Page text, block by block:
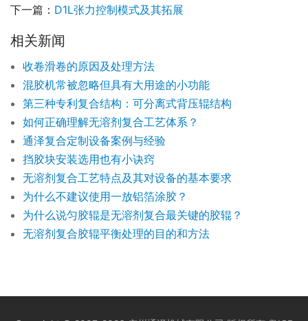
下一篇： D1L张力控制模式及其拓展
相关新闻
收卷滑卷的原因及处理方法
混胶机常被忽略但具有大用途的小功能
第三种专利复合结构：可分离式背压辊结构
如何正确理解无溶剂复合工艺体系？
通泽复合定制设备案例与经验
挡胶块安装选用也有小诀窍
无溶剂复合工艺特点及其对设备的基本要求
为什么不建议使用一放铝箔涂胶？
为什么说匀胶辊是无溶剂复合最关键的胶辊？
无溶剂复合胶辊平衡处理的目的和方法